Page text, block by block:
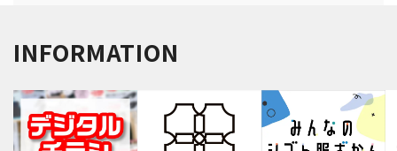
INFORMATION